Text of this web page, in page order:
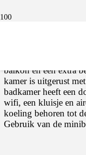
balkon en een extra
kamer is uitgerust
badkamer heeft een
wifi, een kluisje en
koeling behoren tot
Gebruik van de